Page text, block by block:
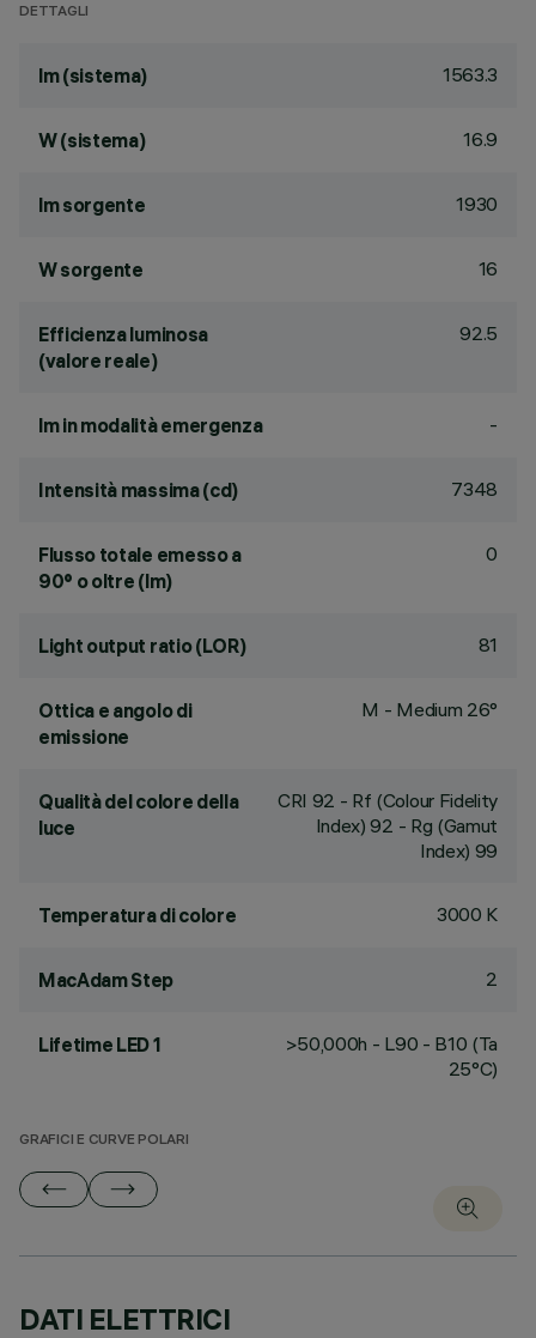
DETTAGLI
lm (sistema) 1563.3
W (sistema) 16.9
lm sorgente 1930
W sorgente 16
Efficienza luminosa
(valore reale)
92.5
lm in modalità emergenza -
Intensità massima (cd) 7348
Flusso totale emesso a
90° o oltre (lm)
0
Light output ratio (LOR) 81
Ottica e angolo di
emissione
M - Medium 26°
Qualità del colore della
luce
CRI 92 - Rf (Colour Fidelity
Index) 92 - Rg (Gamut
Index) 99
Temperatura di colore 3000 K
MacAdam Step 2
Lifetime LED 1
>50,000h - L90 - B10 (Ta
25°C)
GRAFICI E CURVE POLARI
DATI ELETTRICI